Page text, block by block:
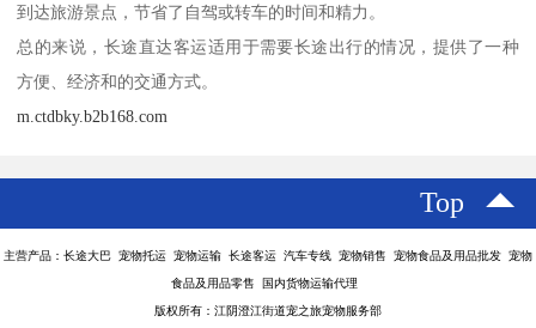
到达旅游景点，节省了自驾或转车的时间和精力。
总的来说，长途直达客运适用于需要长途出行的情况，提供了一种
方便、经济和的交通方式。
m.ctdbky.b2b168.com
Top
主营产品：长途大巴 宠物托运 宠物运输 长途客运 汽车专线 宠物销售 宠物食品及用品批发 宠物
食品及用品零售 国内货物运输代理
版权所有：江阴澄江街道宠之旅宠物服务部